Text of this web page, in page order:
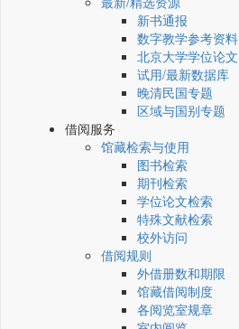
新书通报
数字教学参考资料
北京大学学位论文
试用/最新数据库
晚清民国专题
区域与国别专题
借阅服务
馆藏检索与使用
图书检索
期刊检索
学位论文检索
特殊文献检索
校外访问
借阅规则
外借册数和期限
馆藏借阅制度
各阅览室规章